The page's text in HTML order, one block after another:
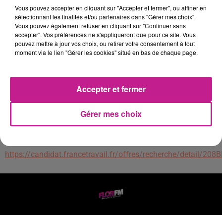
- Utiliser le tire-pal électrique manuel
Vous disposez d'expériences solides et de formations
pertinentes en préparation de commandes - H/F. Vous êtes
structuré, rigoureux et maîtrisez l'utilisation du Caces R485
Cat 2 au minimum, démontrant dynamisme et autonomie.
- Mutuelle d'entreprise et prévoyance santé
- CSE, CSEC
- FASTT (garde d'enfant, aide au logement, location de
véhicule.)
https://candidat.francetravail.fr/offres/recherche/detail/
Vous pouvez accepter en cliquant sur "Accepter et fermer", ou affiner en
sélectionnant les finalités et/ou partenaires dans "Gérer mes choix".
Vous pouvez également refuser en cliquant sur "Continuer sans
accepter". Vos préférences ne s'appliqueront que pour ce site. Vous
pouvez mettre à jour vos choix, ou retirer votre consentement à tout
moment via le lien "Gérer les cookies" situé en bas de chaque page.
Gérer mes choix
Accepter et fermer